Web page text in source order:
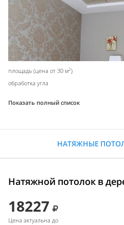
площадь (цена от 30 м2)
обработка угла
Показать полный список
НАТЯЖНЫЕ
Натяжной потолок в
18227
Цена актуальна до